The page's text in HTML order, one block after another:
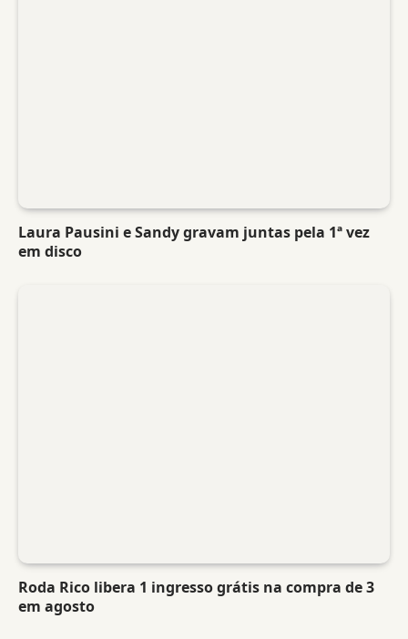
Laura Pausini e Sandy gravam juntas pela 1ª vez
em disco
Roda Rico libera 1 ingresso grátis na compra de 3
em agosto